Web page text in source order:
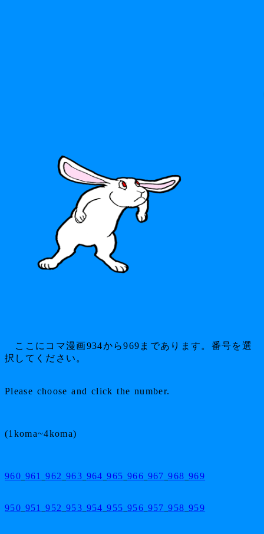
ここにコマ漫画934から969まであります。番号を選
択してください。
Please choose and click the number.
(1koma~4koma)
960 961 962 963 964 965 966 967 968 969
950 951 952 953 954 955 956 957 958 959